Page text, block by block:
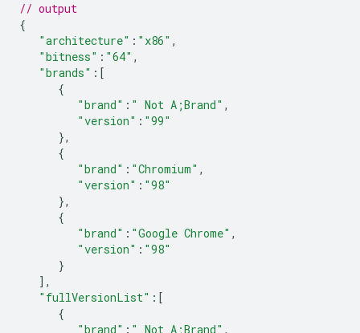
// output
{
"architecture" : "x86" ,
"bitness" : "64" ,
"brands" : [
{
"brand" : " Not A;Brand" ,
"version" : "99"
},
{
"brand" : "Chromium" ,
"version" : "98"
},
{
"brand" : "Google Chrome" ,
"version" : "98"
}
],
"fullVersionList" : [
{
"brand" : " Not A;Brand" ,